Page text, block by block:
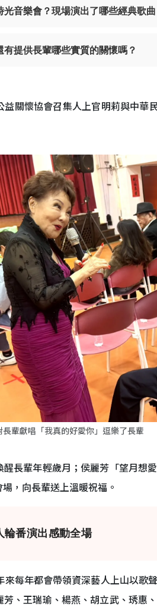
音樂會？現場演出了哪些經典歌曲
提供長輩哪些實質的關懷嗎？
關懷協會召集人上官明莉與中
輩獻唱「我真的好愛你」逗樂了長輩
長輩年輕歲月；侯麗芳「望月想
，向長輩送上溫暖祝福。
輪番演出感動全場
每年都會帶領資深藝人上山以
、王瑞瑜、楊燕、胡立武、琇